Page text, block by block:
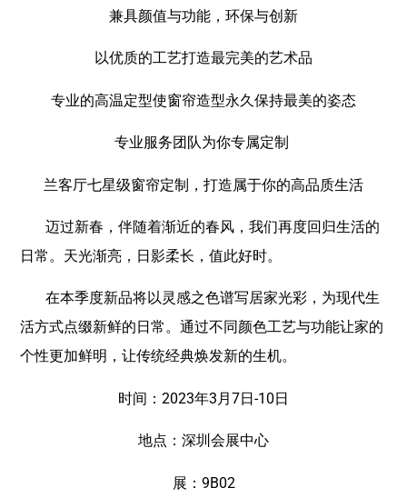
兼具颜值与功能，环保与创新
以优质的工艺打造最完美的艺术品
专业的高温定型使窗帘造型永久保持最美的姿态
专业服务团队为你专属定制
兰客厅七星级窗帘定制，打造属于你的高品质生活
迈过新春，伴随着渐近的春风，我们再度回归生活的
日常。天光渐亮，日影柔长，值此好时。
在本季度新品将以灵感之色谱写居家光彩，为现代生
活方式点缀新鲜的日常。通过不同颜色工艺与功能让家的
个性更加鲜明，让传统经典焕发新的生机。
时间：2023年3月7日-10日
地点：深圳会展中心
展：9B02